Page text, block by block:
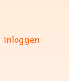
Inloggen